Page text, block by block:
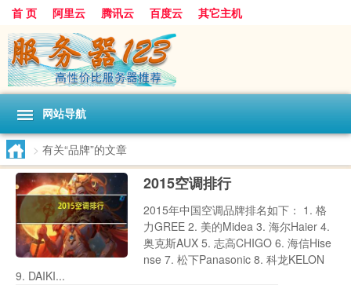
首 页 阿里云 腾讯云 百度云 其它主机
网站导航
> 有关“品牌”的文章
2015空调排行
2015年中国空调品牌排名如下： 1. 格
力GREE 2. 美的Midea 3. 海尔Haier 4.
奥克斯AUX 5. 志高CHIGO 6. 海信Hise
nse 7. 松下Panasonic 8. 科龙KELON
9. DAIKI...